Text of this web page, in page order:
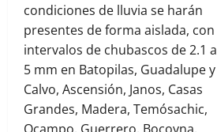
condiciones de lluvia se harán
presentes de forma aislada, con
intervalos de chubascos de 2.1 a
5 mm en Batopilas, Guadalupe y
Calvo, Ascensión, Janos, Casas
Grandes, Madera, Temósachic,